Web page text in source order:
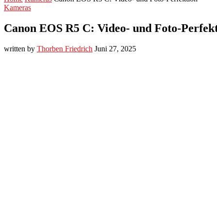
Kameras
Canon EOS R5 C: Video- und Foto-
written by Thorben Friedrich Juni 27, 2025